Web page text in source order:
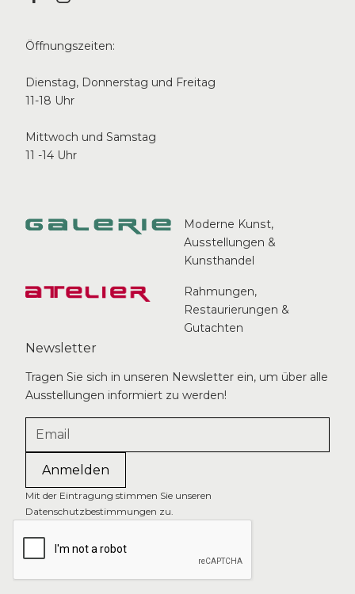
Wallase Ting
Original Lithographie, 1988, 72/101 cm
Anfragen
o.T.
Öffnungszeiten:
Dienstag, Donnerstag und Freitag
11-18 Uhr
Mittwoch und Samstag
11 -14 Uhr
Moderne Kunst,
Ausstellungen &
Kunsthandel
Rahmungen,
Restaurierungen &
Gutachten
Newsletter
Tragen Sie sich in unseren Newsletter ein, um über alle
Ausstellungen informiert zu werden!
Mit der Eintragung stimmen Sie unseren
Datenschutzbestimmungen zu.